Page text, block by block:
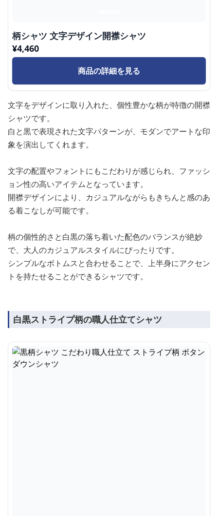
柄シャツ 文字デザイン開襟シャツ
¥4,460
商品の詳細を見る
文字をデザインに取り入れた、個性豊かな柄が特徴の開襟
シャツです。
白と黒で表現された文字パターンが、モダンでアートな印
象を演出してくれます。
文字の配置やフォントにもこだわりが感じられ、ファッシ
ョン性の高いアイテムとなっています。
開襟デザインにより、カジュアルながらもきちんと感のあ
る着こなしが可能です。
柄の個性的さと白黒の落ち着いた配色のバランスが絶妙
で、大人のカジュアルスタイルにぴったりです。
シンプルなボトムスと合わせることで、上半身にアクセン
トを持たせることができるシャツです。
白黒ストライプ柄の職人仕立てシャツ